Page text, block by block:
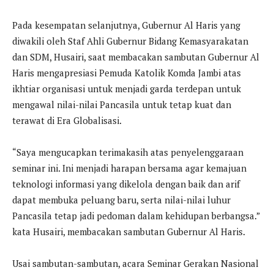
Pada kesempatan selanjutnya, Gubernur Al Haris yang
diwakili oleh Staf Ahli Gubernur Bidang Kemasyarakatan
dan SDM, Husairi, saat membacakan sambutan Gubernur Al
Haris mengapresiasi Pemuda Katolik Komda Jambi atas
ikhtiar organisasi untuk menjadi garda terdepan untuk
mengawal nilai-nilai Pancasila untuk tetap kuat dan
terawat di Era Globalisasi.
“Saya mengucapkan terimakasih atas penyelenggaraan
seminar ini. Ini menjadi harapan bersama agar kemajuan
teknologi informasi yang dikelola dengan baik dan arif
dapat membuka peluang baru, serta nilai-nilai luhur
Pancasila tetap jadi pedoman dalam kehidupan berbangsa.”
kata Husairi, membacakan sambutan Gubernur Al Haris.
Usai sambutan-sambutan, acara Seminar Gerakan Nasional